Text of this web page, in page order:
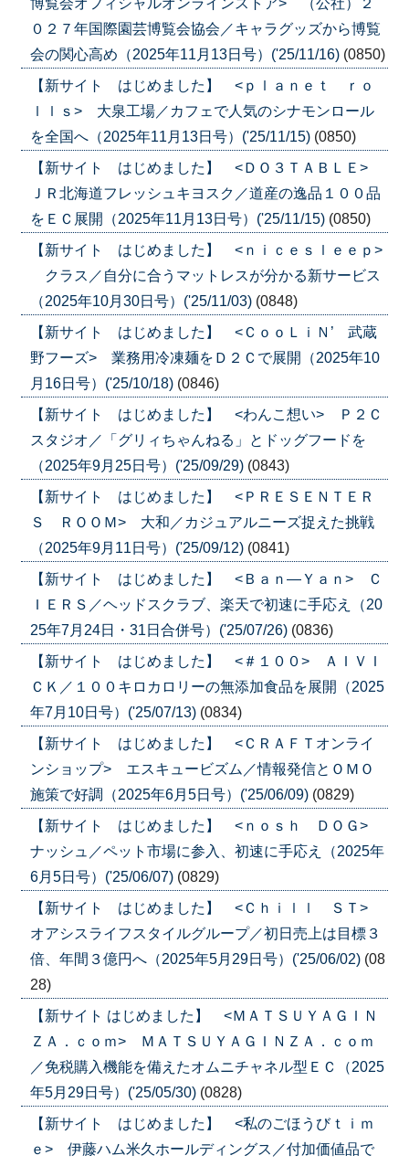
博覧会オフィシャルオンラインストア> （公社）２
０２７年国際園芸博覧会協会／キャラグッズから博覧
会の関心高め（2025年11月13日号）('25/11/16) (0850)
【新サイト はじめました】 <ｐｌａｎｅｔ ｒｏ
ｌｌｓ> 大泉工場／カフェで人気のシナモンロール
を全国へ（2025年11月13日号）('25/11/15) (0850)
【新サイト はじめました】 <ＤＯ３ＴＡＢＬＥ>
ＪＲ北海道フレッシュキヨスク／道産の逸品１００品
をＥＣ展開（2025年11月13日号）('25/11/15) (0850)
【新サイト はじめました】 <ｎｉｃｅｓｌｅｅｐ>
クラス／自分に合うマットレスが分かる新サービス
（2025年10月30日号）('25/11/03) (0848)
【新サイト はじめました】 <ＣｏｏＬｉＮ’ 武蔵
野フーズ> 業務用冷凍麺をＤ２Ｃで展開（2025年10
月16日号）('25/10/18) (0846)
【新サイト はじめました】 <わんこ想い> Ｐ２Ｃ
スタジオ／「グリィちゃんねる」とドッグフードを
（2025年9月25日号）('25/09/29) (0843)
【新サイト はじめました】 <ＰＲＥＳＥＮＴＥＲ
Ｓ ＲＯＯＭ> 大和／カジュアルニーズ捉えた挑戦
（2025年9月11日号）('25/09/12) (0841)
【新サイト はじめました】 <Ｂａｎ―Ｙａｎ> Ｃ
ＩＥＲＳ／ヘッドスクラブ、楽天で初速に手応え（20
25年7月24日・31日合併号）('25/07/26) (0836)
【新サイト はじめました】 <＃１００> ＡＩＶＩ
ＣＫ／１００キロカロリーの無添加食品を展開（2025
年7月10日号）('25/07/13) (0834)
【新サイト はじめました】 <ＣＲＡＦＴオンライ
ンショップ> エスキュービズム／情報発信とＯＭＯ
施策で好調（2025年6月5日号）('25/06/09) (0829)
【新サイト はじめました】 <ｎｏｓｈ ＤＯＧ>
ナッシュ／ペット市場に参入、初速に手応え（2025年
6月5日号）('25/06/07) (0829)
【新サイト はじめました】 <Ｃｈｉｌｌ ＳＴ>
オアシスライフスタイルグループ／初日売上は目標３
倍、年間３億円へ（2025年5月29日号）('25/06/02) (08
28)
【新サイト はじめました】 <ＭＡＴＳＵＹＡＧＩＮ
ＺＡ．ｃｏｍ> ＭＡＴＳＵＹＡＧＩＮＺＡ．ｃｏｍ
／免税購入機能を備えたオムニチャネル型ＥＣ（2025
年5月29日号）('25/05/30) (0828)
【新サイト はじめました】 <私のごほうびｔｉｍ
ｅ> 伊藤ハム米久ホールディングス／付加価値品で